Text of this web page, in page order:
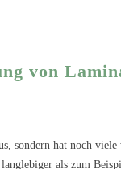
von
sondern hat noch
als zum